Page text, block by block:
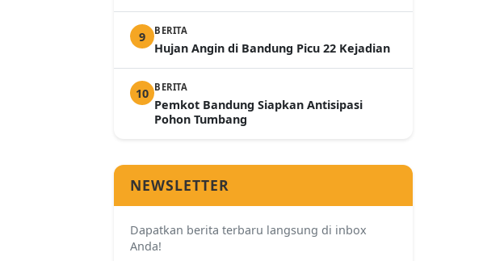
9 BERITA
Hujan Angin di Bandung Picu 22 Kejadian
10 BERITA
Pemkot Bandung Siapkan Antisipasi
Pohon Tumbang
NEWSLETTER
Dapatkan berita terbaru langsung di inbox
Anda!